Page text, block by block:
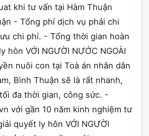
khi tư vấn tại Hàm Thuận
- Tổng phí dịch vụ phải chi
chi phí. - Tổng thời gian hoàn
hôn VỚI NGƯỜI NƯỚC NGOÀI
nuôi con tại Toà án nhân dân
Bình Thuận sẽ là rất nhanh,
đa thời gian, công sức. -
với gần 10 năm kinh nghiệm tư
quyết ly hôn VỚI NGƯỜI